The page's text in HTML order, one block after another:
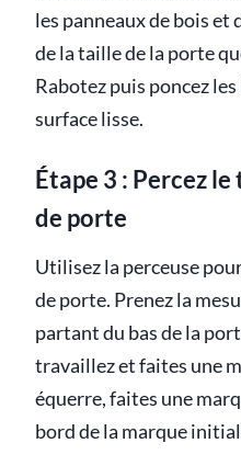
les panneaux de bois et
de la taille de la porte
Rabotez puis poncez
surface lisse.
Étape 3 : Percez
de porte
Utilisez la perceuse
de porte. Prenez la
partant du bas de la
travaillez et faites une
équerre, faites une
bord de la marque